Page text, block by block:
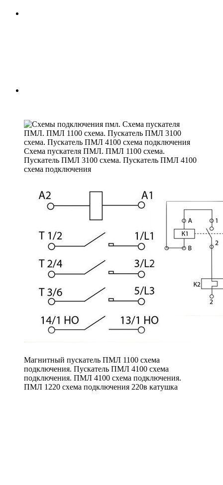
Схема пускателя ПМЛ. ПМЛ 1100 схема.
Пускатель ПМЛ 3100 схема. Пускатель ПМЛ 4100
схема подключения
Магнитный пускатель ПМЛ 1100 схема
подключения. Пускатель ПМЛ 4100 схема
подключения. ПМЛ 4100 схема подключения.
ПМЛ 1220 схема подключения 220в катушка